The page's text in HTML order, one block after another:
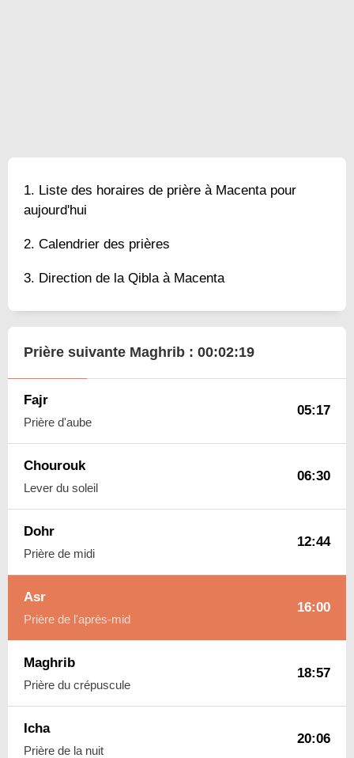
Liste des horaires de prière à Macenta pour
aujourd'hui
Calendrier des prières
Direction de la Qibla à Macenta
Prière suivante Maghrib : 00:02:18
Fajr
Prière d'aube
05:17
Chourouk
Lever du soleil
06:30
Dohr
Prière de midi
12:44
Asr
Prière de l'après-mid
16:00
Maghrib
Prière du crépuscule
18:57
Icha
Prière de la nuit
20:06